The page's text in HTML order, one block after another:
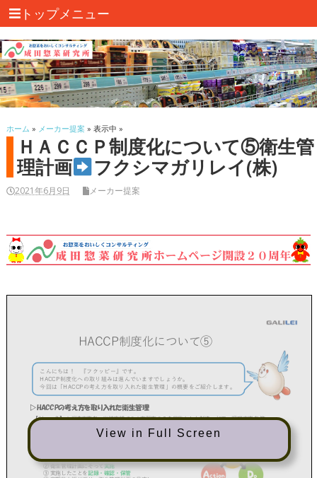
トップメニュー
ホーム » メーカー提案 » 表示中 »
ＨＡＣＣＰ制度化について⑤衛生管
理計画
フクシマガリレイ(株)
2021年6月9日 メーカー提案
View in Full Screen